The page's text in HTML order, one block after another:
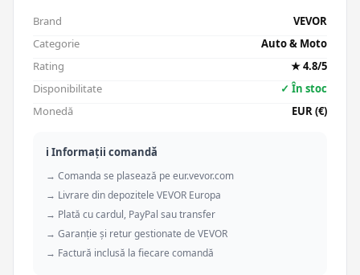
Brand
VEVOR
Categorie
Auto & Moto
Rating
★ 4.8/5
Disponibilitate
✓ În stoc
Monedă
EUR (€)
ℹ️ Informații comandă
→ Comanda se plasează pe eur.vevor.com
→ Livrare din depozitele VEVOR Europa
→ Plată cu cardul, PayPal sau transfer
→ Garanție și retur gestionate de VEVOR
→ Factură inclusă la fiecare comandă